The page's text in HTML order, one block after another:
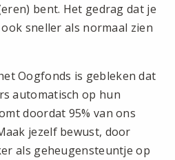
bent. Het gedrag dat je
sneller als normaal zien
Oogfonds is gebleken dat
automatisch op hun
doordat 95% van ons
jezelf bewust, door
als geheugensteuntje op